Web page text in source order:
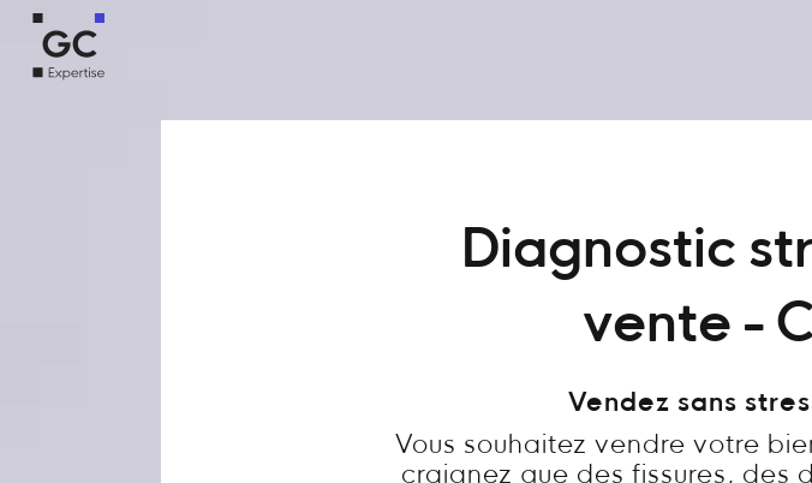
Diagnostic
vente -
Vendez sans
Vous souhaitez vendre votre
craignez que des fissures, des